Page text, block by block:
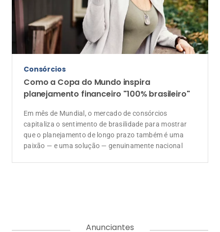
Consórcios
Como a Copa do Mundo inspira
planejamento financeiro "100% brasileiro"
Em mês de Mundial, o mercado de consórcios
capitaliza o sentimento de brasilidade para mostrar
que o planejamento de longo prazo também é uma
paixão — e uma solução — genuinamente nacional
Anunciantes